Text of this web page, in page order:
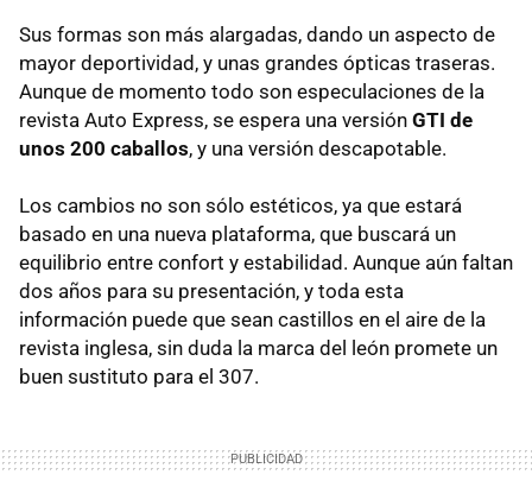
Sus formas son más alargadas, dando un aspecto de
mayor deportividad, y unas grandes ópticas traseras.
Aunque de momento todo son especulaciones de la
revista Auto Express, se espera una versión GTI de
unos 200 caballos, y una versión descapotable.
Los cambios no son sólo estéticos, ya que estará
basado en una nueva plataforma, que buscará un
equilibrio entre confort y estabilidad. Aunque aún faltan
dos años para su presentación, y toda esta
información puede que sean castillos en el aire de la
revista inglesa, sin duda la marca del león promete un
buen sustituto para el 307.